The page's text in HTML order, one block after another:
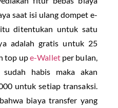
saat isi ulang dompet e-
ditentukan untuk satu
adalah gratis untuk 25
top upe-Walletper bulan,
habis maka akan
untuk setiap transaksi.
biaya transfer yang